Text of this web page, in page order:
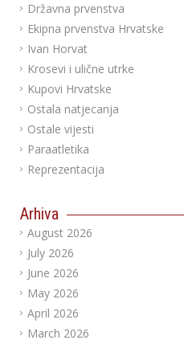
Državna prvenstva
Ekipna prvenstva Hrvatske
Ivan Horvat
Krosevi i ulične utrke
Kupovi Hrvatske
Ostala natjecanja
Ostale vijesti
Paraatletika
Reprezentacija
Arhiva
August 2026
July 2026
June 2026
May 2026
April 2026
March 2026